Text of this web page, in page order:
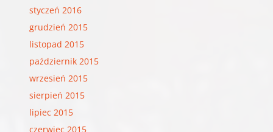
styczeń 2016
grudzień 2015
listopad 2015
październik 2015
wrzesień 2015
sierpień 2015
lipiec 2015
czerwiec 2015